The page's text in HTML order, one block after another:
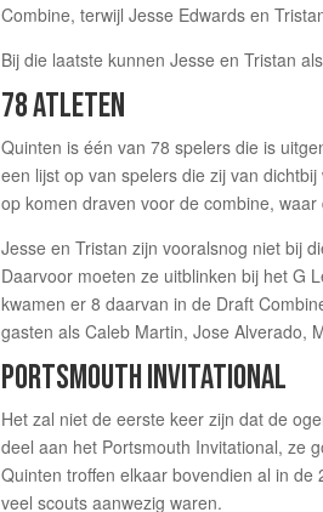
Combine, terwijl Jesse Edwards en
Bij die laatste kunnen Jesse en Tristan
78 ATLETEN
Quinten is één van 78 spelers die is
een lijst op van spelers die zij van
op komen draven voor de combine,
Jesse en Tristan zijn vooralsnog niet bij
Daarvoor moeten ze uitblinken bij het G
kwamen er 8 daarvan in de Draft
gasten als Caleb Martin, Jose Alverado,
PORTSMOUTH INVITATIONAL
Het zal niet de eerste keer zijn dat de
deel aan het Portsmouth Invitational, ze
Quinten troffen elkaar bovendien al in de
veel scouts aanwezig waren.